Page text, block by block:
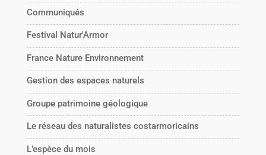
Communiqués
Festival Natur'Armor
France Nature Environnement
Gestion des espaces naturels
Groupe patrimoine géologique
Le réseau des naturalistes costarmoricains
L’espèce du mois